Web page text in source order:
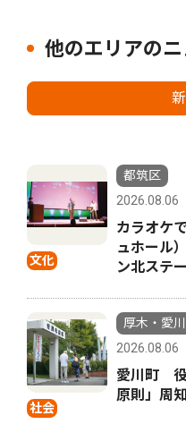
他のエリアのニ
文化
都筑区
2026.08.06
カラオケ
ュホール
ン北ステ
社会
厚木・愛
2026.08.06
愛川町
原則」周